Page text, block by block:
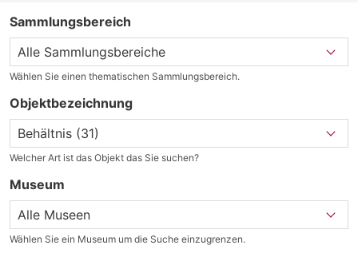
Sammlungsbereich
Wählen Sie einen thematischen Sammlungsbereich.
Objektbezeichnung
Welcher Art ist das Objekt das Sie suchen?
Museum
Wählen Sie ein Museum um die Suche einzugrenzen.